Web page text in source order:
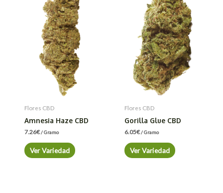
Flores CBD
Amnesia Haze CBD
7.26€/ Gramo
Ver Variedad
Flores CBD
Gorilla Glue CBD
6.05€/ Gramo
Ver Variedad